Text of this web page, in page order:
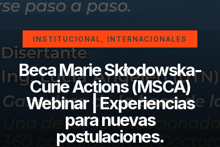
INSTITUCIONAL INTERNACIONALES
Beca Marie Skłodowska-
Curie Actions (MSCA)
Webinar | Experiencias
para nuevas
postulaciones.